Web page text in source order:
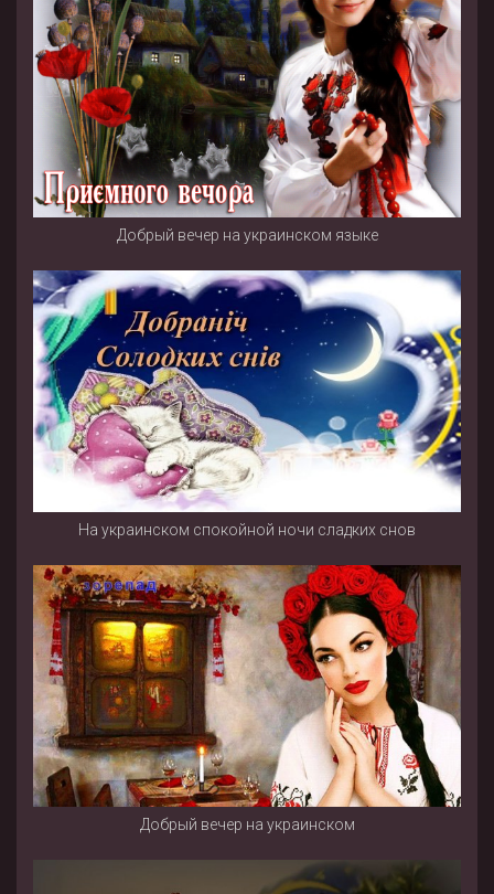
Добрый вечер на украинском языке
На украинском спокойной ночи сладких снов
Добрый вечер на украинском